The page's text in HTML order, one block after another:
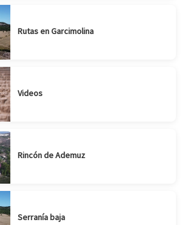
Rutas en Garcimolina
Videos
Rincón de Ademuz
Serranía baja